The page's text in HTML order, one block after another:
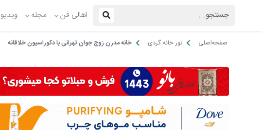
اهالی فن مجله ویدیو
صفحه‌اصلی تور خانه گردی خانه مدرن زوج جوان تهرانی با دکوراسیون خلاقانه